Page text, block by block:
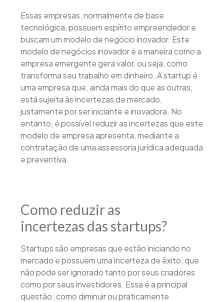
Essas empresas, normalmente de base
tecnológica, possuem espírito empreendedor e
buscam um modelo de negócio inovador. Este
modelo de negócios inovador é a maneira como a
empresa emergente gera valor, ou seja, como
transforma seu trabalho em dinheiro. A startup é
uma empresa que, ainda mais do que as outras,
está sujeita às incertezas de mercado,
justamente por ser iniciante e inovadora. No
entanto, é possível reduzir as incertezas que este
modelo de empresa apresenta, mediante a
contratação de uma assessoria jurídica adequada
e preventiva.
Como reduzir as
incertezas das startups?
Startups são empresas que estão iniciando no
mercado e possuem uma incerteza de êxito, que
não pode ser ignorado tanto por seus criadores
como por seus investidores. Essa é a principal
questão: como diminuir ou praticamente